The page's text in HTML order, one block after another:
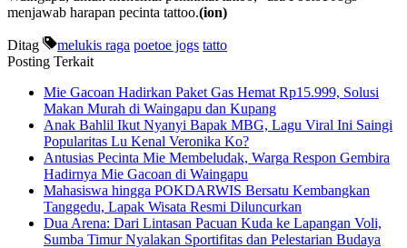
menjawab harapan pecinta tattoo.(ion)
Ditag melukis raga poetoe jogs tatto
Posting Terkait
Mie Gacoan Hadirkan Paket Gas Hemat Rp15.999, Solusi
Makan Murah di Waingapu dan Kupang
Anak Bahlil Ikut Nyanyi Bapak MBG, Lagu Viral Ini Saingi
Popularitas Lu Kenal Veronika Ko?
Antusias Pecinta Mie Membeludak, Warga Respon Gembira
Hadirnya Mie Gacoan di Waingapu
Mahasiswa hingga POKDARWIS Bersatu Kembangkan
Tanggedu, Lapak Wisata Resmi Diluncurkan
Dua Arena: Dari Lintasan Pacuan Kuda ke Lapangan Voli,
Sumba Timur Nyalakan Sportifitas dan Pelestarian Budaya